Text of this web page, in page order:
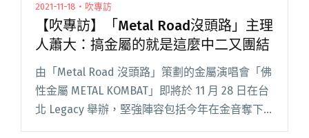
2021-11-18・吹專訪
【吹專訪】「Metal Road沒頭路」主理
人蕭大：搞金屬的就是這麼中二又團結
由「Metal Road 沒頭路」策劃的金屬演唱會「佛
性金屬 METAL KOMBAT」即將於 11 月 28 日在台
北 Legacy 舉辦，堅強陣容包括今年在金音奪下